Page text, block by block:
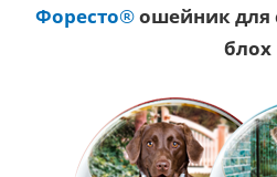
Форесто®ошейник для
блох